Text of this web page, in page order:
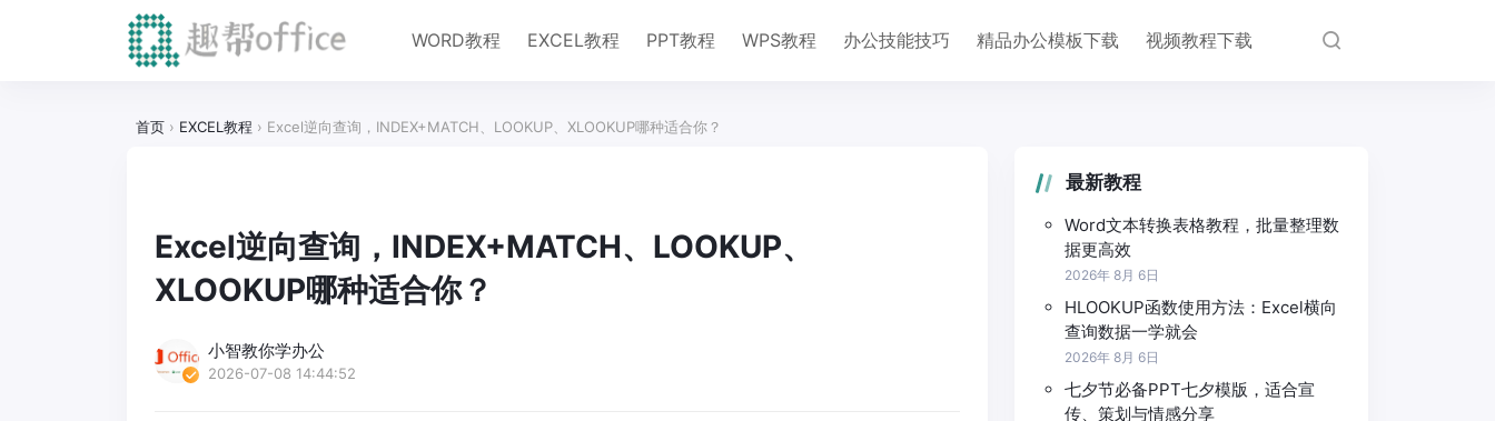
WORD教程 EXCEL教程 PPT教程 WPS教程 办公技能技巧 精品办公模板下载 视频教程下载
首页 › EXCEL教程 › Excel逆向查询，INDEX+MATCH、LOOKUP、XLOOKUP哪种适合你？
Excel逆向查询，INDEX+MATCH、LOOKUP、
XLOOKUP哪种适合你？
小智教你学办公
2026-07-08 14:44:52
最新教程
Word文本转换表格教程，批量整理数
据更高效
2026年 8月 6日
HLOOKUP函数使用方法：Excel横向
查询数据一学就会
2026年 8月 6日
七夕节必备PPT七夕模版，适合宣
传、策划与情感分享